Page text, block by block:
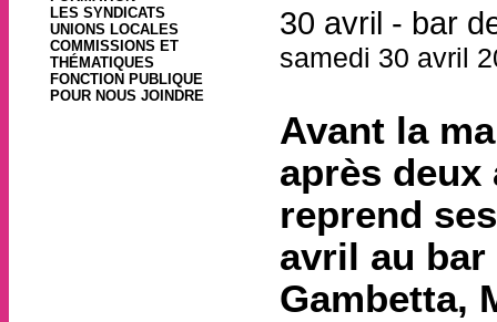
LES SYNDICATS
UNIONS LOCALES
COMMISSIONS ET
THÉMATIQUES
FONCTION PUBLIQUE
POUR NOUS JOINDRE
30 avril - bar
samedi 30 avril
Avant la
après deux
reprend
avril au bar
Gambetta,